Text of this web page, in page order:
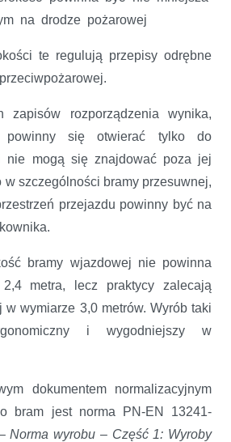
na drodze pożarowej
regulują przepisy odrębne
zapisów rozporządzenia wynika,
powinny się otwierać tylko do
nie mogą się znajdować poza jej
w szczególności bramy przesuwnej,
przejazdu powinny być na
bramy wjazdowej nie powinna
metra, lecz praktycy zalecają
w wymiarze 3,0 metrów. Wyrób taki
i wygodniejszy w
dokumentem normalizacyjnym
bram jest norma PN-EN 13241-
Norma wyrobu – Część 1: Wyroby